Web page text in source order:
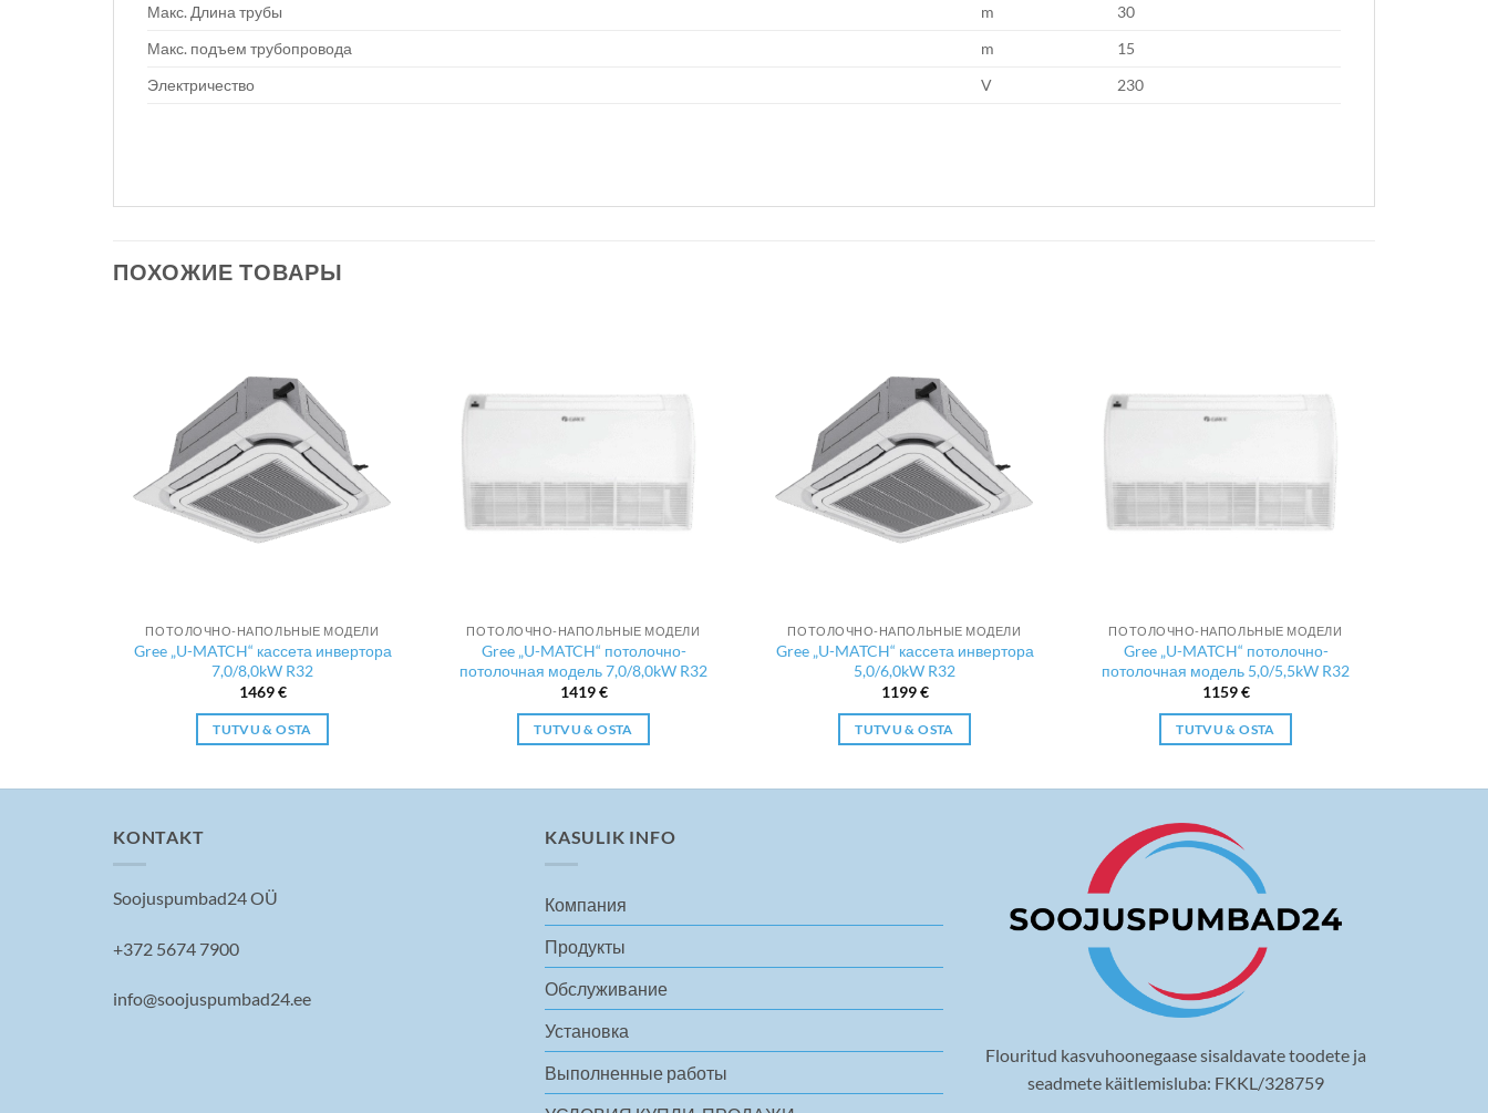
Макс. Длина трубы
m
30
Макс. подъем трубопровода
m
15
Электричество
V 230
ПОХОЖИЕ ТОВАРЫ
ПОТОЛОЧНО-НАПОЛЬНЫЕ МОДЕЛИ
Gree „U-MATCH“ кассета инвертора
7,0/8,0kW R32
1469€
TUTVU & OSTA
ПОТОЛОЧНО-НАПОЛЬНЫЕ МОДЕЛИ
Gree „U-MATCH“ потолочно-
потолочная модель 7,0/8,0kW R32
1419€
TUTVU & OSTA
ПОТОЛОЧНО-НАПОЛЬНЫЕ МОДЕЛИ
Gree „U-MATCH“ кассета инвертора
5,0/6,0kW R32
1199€
TUTVU & OSTA
ПОТОЛОЧНО-НАПОЛЬНЫЕ МОДЕЛИ
Gree „U-MATCH“ потолочно-
потолочная модель 5,0/5,5kW R32
1159€
TUTVU & OSTA
KONTAKT
Soojuspumbad24 OÜ
+372 5674 7900
info@soojuspumbad24.ee
KASULIK INFO
Компания
Продукты
Обслуживание
Установка
Выполненные работы
Flouritud kasvuhoonegaase sisaldavate toodete ja
seadmete käitlemisluba: FKKL/328759